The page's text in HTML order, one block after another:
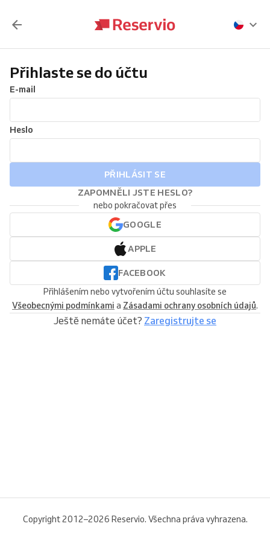
Přihlaste se do účtu
E-mail
Heslo
PŘIHLÁSIT SE
ZAPOMNĚLI JSTE HESLO?
nebo pokračovat přes
GOOGLE
APPLE
FACEBOOK
Přihlášením nebo vytvořením účtu souhlasíte se
Všeobecnými podmínkami a Zásadami ochrany osobních údajů.
Ještě nemáte účet? Zaregistrujte se
Copyright 2012–2026 Reservio. Všechna práva vyhrazena.